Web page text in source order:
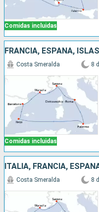
Comidas incluidas
Comidas incluidas
Costa Smeralda 8 d
Costa Smeralda 8 d